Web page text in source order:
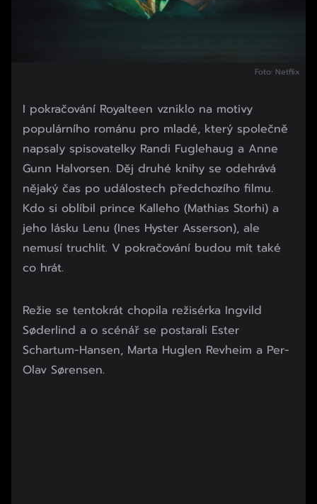
Foto: Netflix
I pokračování Royalteen vzniklo na motivy
populárního románu pro mladé, který společně
napsaly spisovatelky Randi Fuglehaug a Anne
Gunn Halvorsen. Děj druhé knihy se odehrává
nějaký čas po událostech předchozího filmu.
Kdo si oblíbil prince Kalleho (Mathias Storhi) a
jeho lásku Lenu (Ines Hyster Asserson), ale
nemusí truchlit. V pokračování budou mít také
co hrát.
Začátek reklamy
Konec reklamy
Režie se tentokrát chopila režisérka Ingvild
Søderlind a o scénář se postarali Ester
Schartum-Hansen, Marta Huglen Revheim a Per-
Olav Sørensen.